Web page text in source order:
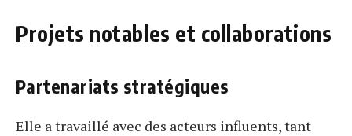
Projets notables et collaborations
Partenariats stratégiques
Elle a travaillé avec des acteurs influents, tant